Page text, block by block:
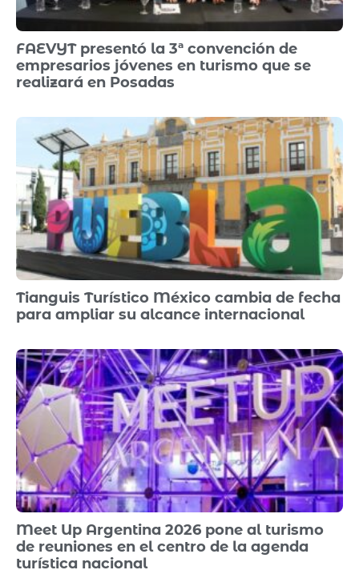
FAEVYT presentó la 3ª convención de
empresarios jóvenes en turismo que se
realizará en Posadas
Tianguis Turístico México cambia de fecha
para ampliar su alcance internacional
Meet Up Argentina 2026 pone al turismo
de reuniones en el centro de la agenda
turística nacional